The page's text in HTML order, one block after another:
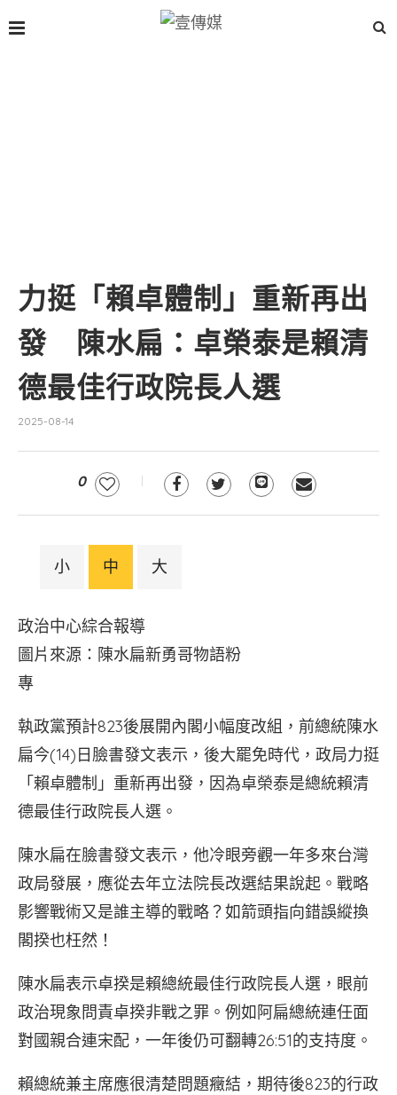
力挺「賴卓體制」重新再出
發 陳水扁：卓榮泰是賴清
德最佳行政院長人選
2025-08-14
0
小 中 大
政治中心綜合報導
圖片來源：陳水扁新勇哥物語粉
專
執政黨預計823後展開內閣小幅度改組，前總統陳水
扁今(14)日臉書發文表示，後大罷免時代，政局力挺
「賴卓體制」重新再出發，因為卓榮泰是總統賴清
德最佳行政院長人選。
陳水扁在臉書發文表示，他冷眼旁觀一年多來台灣
政局發展，應從去年立法院長改選結果說起。戰略
影響戰術又是誰主導的戰略？如箭頭指向錯誤縱換
閣揆也枉然！
陳水扁表示卓揆是賴總統最佳行政院長人選，眼前
政治現象問責卓揆非戰之罪。例如阿扁總統連任面
對國親合連宋配，一年後仍可翻轉26:51的支持度。
賴總統兼主席應很清楚問題癥結，期待後823的行政